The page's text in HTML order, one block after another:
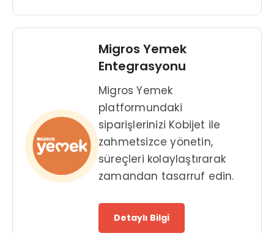
Migros Yemek
Entegrasyonu
Migros Yemek
platformundaki
siparişlerinizi Kobijet ile
zahmetsizce yönetin,
süreçleri kolaylaştırarak
zamandan tasarruf edin.
Detaylı Bilgi